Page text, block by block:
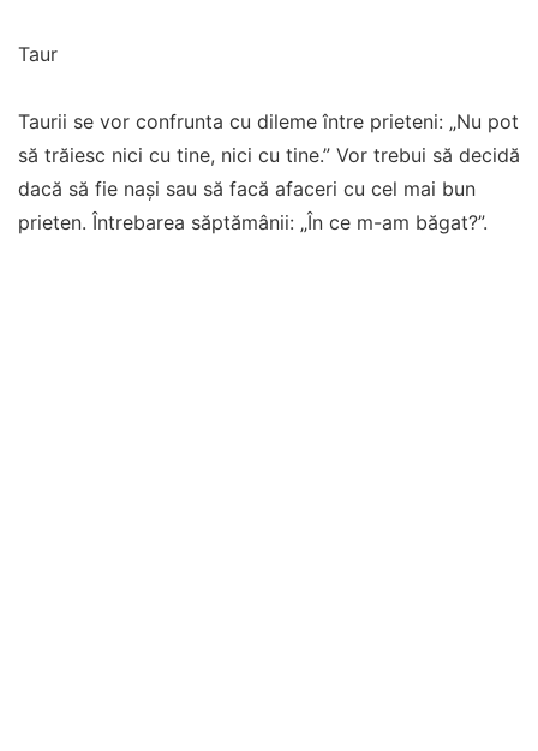
Taur
Taurii se vor confrunta cu dileme între prieteni: „Nu pot
să trăiesc nici cu tine, nici cu tine.” Vor trebui să decidă
dacă să fie nași sau să facă afaceri cu cel mai bun
prieten. Întrebarea săptămânii: „În ce m-am băgat?”.